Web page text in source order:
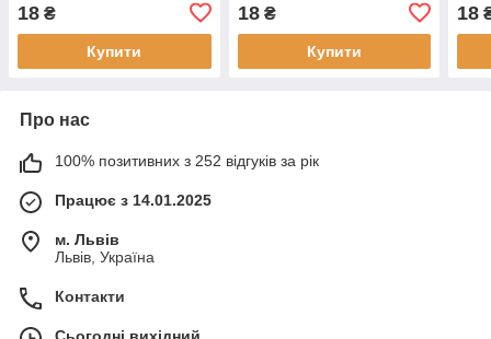
18 ₴
Купити
18₴
Купити
18
Про нас
100% позитивних з 252 відгуків за рік
Працює з 14.01.2025
м. Львів
Львів, Україна
Контакти